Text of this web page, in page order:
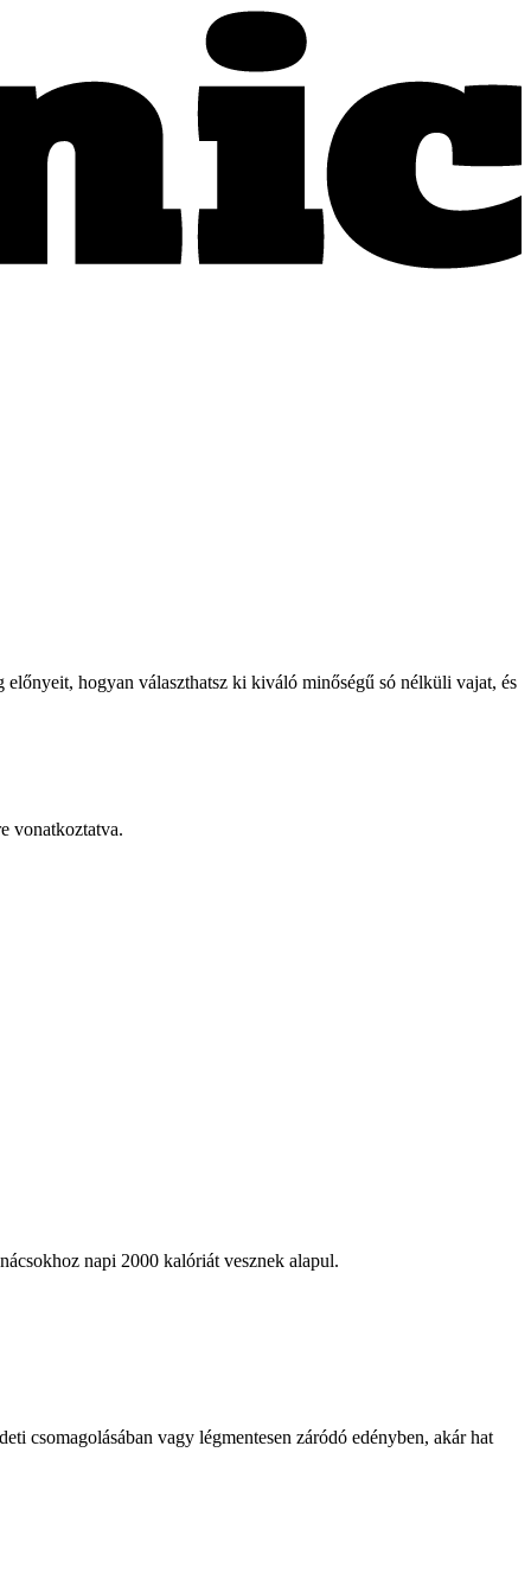
hogyan választhatsz ki kiváló minőségű só nélküli vajat, és
vonatkoztatva.
napi 2000 kalóriát vesznek alapul.
csomagolásában vagy légmentesen záródó edényben, akár hat